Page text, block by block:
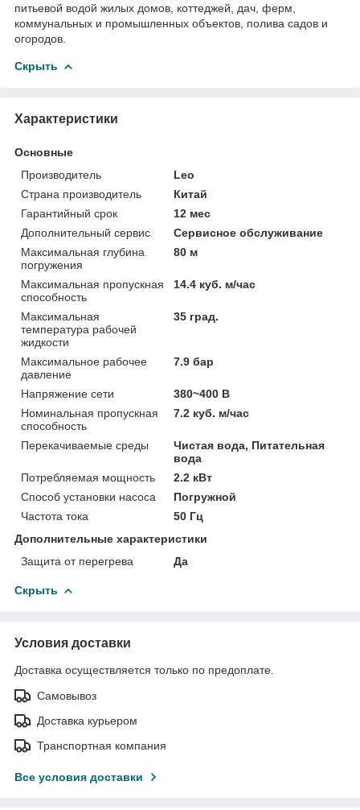
питьевой водой жилых домов, коттеджей, дач, ферм,
коммунальных и промышленных объектов, полива садов и
огородов.
Скрыть
Характеристики
Основные
Производитель
Leo
Страна производитель
Китай
Гарантийный срок
12 мес
Дополнительный сервис
Сервисное обслуживание
Максимальная глубина
погружения
80 м
Максимальная пропускная
способность
14.4 куб. м/час
Максимальная
температура рабочей
жидкости
35 град.
Максимальное рабочее
давление
7.9 бар
Напряжение сети
380~400 В
Номинальная пропускная
способность
7.2 куб. м/час
Перекачиваемые среды
Чистая вода, Питательная
вода
Потребляемая мощность
2.2 кВт
Способ установки насоса
Погружной
Частота тока
50 Гц
Дополнительные характеристики
Защита от перегрева
Да
Скрыть
Условия доставки
Доставка осуществляется только по предоплате.
Самовывоз
Доставка курьером
Транспортная компания
Все условия доставки